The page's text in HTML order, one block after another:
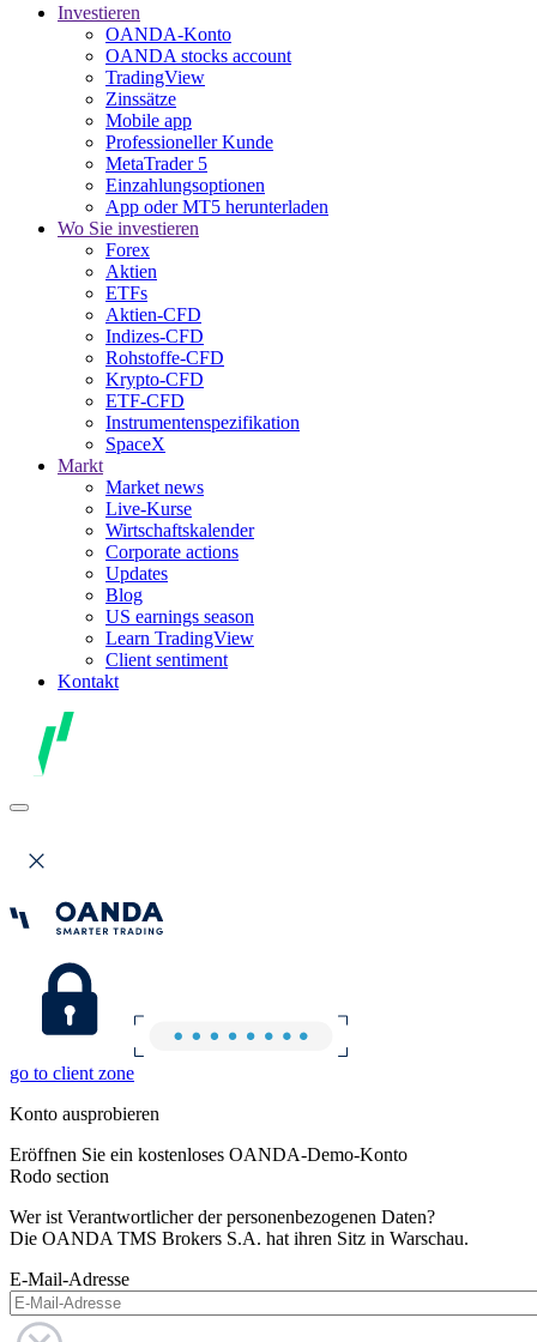
Investieren
OANDA-Konto
OANDA stocks account
TradingView
Zinssätze
Mobile app
Professioneller Kunde
MetaTrader 5
Einzahlungsoptionen
App oder MT5 herunterladen
Wo Sie investieren
Forex
Aktien
ETFs
Aktien-CFD
Indizes-CFD
Rohstoffe-CFD
Krypto-CFD
ETF-CFD
Instrumentenspezifikation
SpaceX
Markt
Market news
Live-Kurse
Wirtschaftskalender
Corporate actions
Updates
Blog
US earnings season
Learn TradingView
Client sentiment
Kontakt
go to client zone
Konto ausprobieren
Eröffnen Sie ein kostenloses OANDA-Demo-Konto
Rodo section
Wer ist Verantwortlicher der personenbezogenen Daten?
Die OANDA TMS Brokers S.A. hat ihren Sitz in Warschau.
E-Mail-Adresse